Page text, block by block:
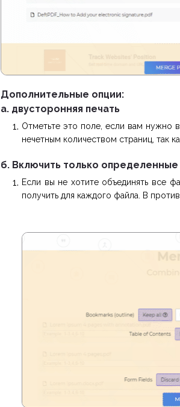
Дополнительные опции:
а. двусторонняя печать
Отметьте это поле, если вам нужно
нечетным количеством страниц, так
б. Включить только
Если вы не хотите объединять все
получить для каждого файла. В